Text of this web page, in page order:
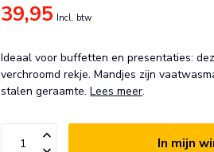
39,95 Incl. btw
Ideaal voor buffetten en presentaties:
verchroomd rekje. Mandjes zijn
stalen geraamte.Lees meer.
In mijn